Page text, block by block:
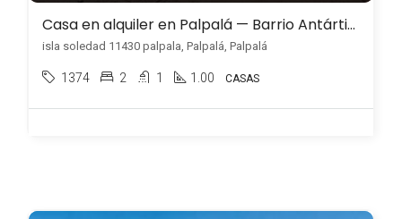
Casa en alquiler en Palpalá — Barrio Antártida
isla soledad 11430 palpala, Palpalá, Palpalá
1374 2 1 1.00 CASAS